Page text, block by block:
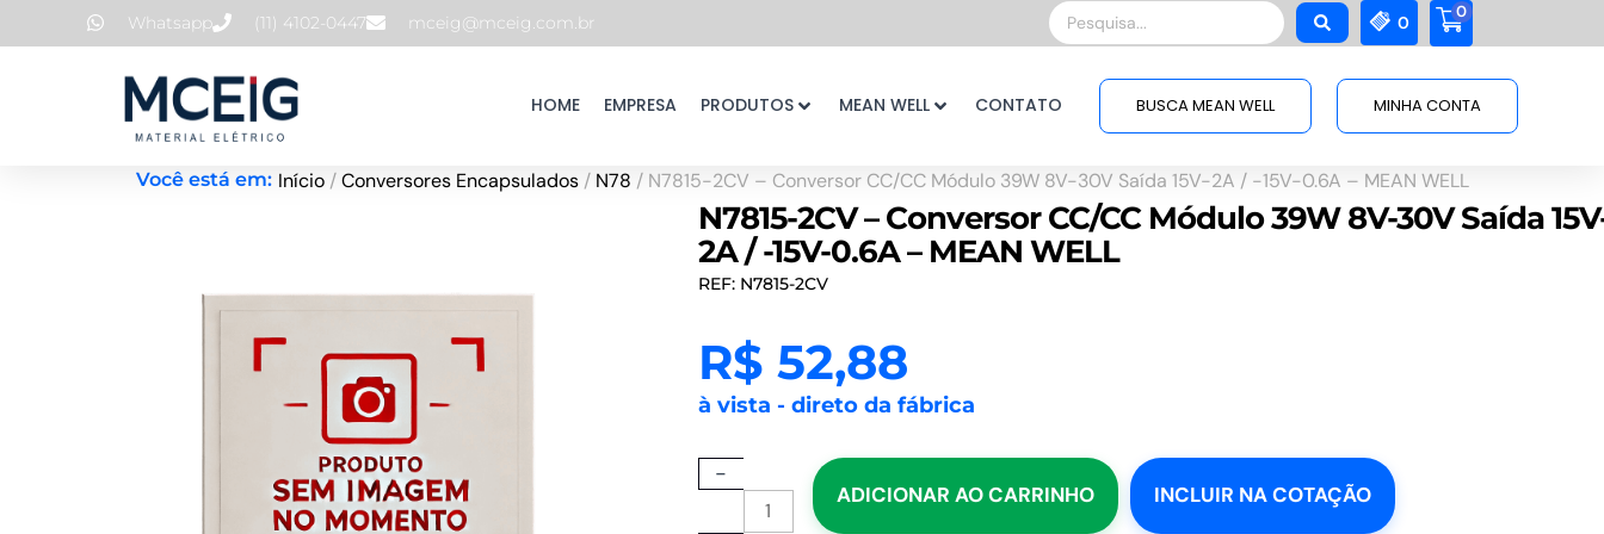
para
Whatsapp (11) 4102-0447 mceig@mceig.com.br
Pesquisar
...
0
0
HOME EMPRESA PRODUTOS MEAN WELL CONTATO BUSCA MEAN WELL MINHA CONTA
Você está em: Início /Conversores Encapsulados / N78 / N7815-2CV – Conversor CC/CC Módulo 39W 8V-30V Saída 15V-2A / -15V-0.6A – MEAN WELL
N7815-2CV – Conversor CC/CC Módulo 39W 8V-30V Saída
2A / -15V-0.6A – MEAN WELL
REF: N7815-2CV
R$ 52,88
à vista - direto da fábrica
-
N7815-
ADICIONAR AO CARRINHO INCLUIR NA COTAÇÃO